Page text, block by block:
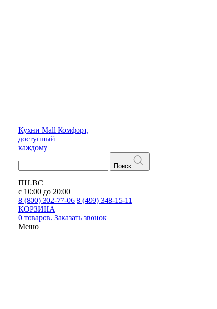
Кухни Mall Комфорт,
доступный
каждому
Поиск
ПН-ВС
с 10:00 до 20:00
8 (800) 302-77-06 8 (499) 348-15-11
КОРЗИНА
0 товаров. Заказать звонок
Меню